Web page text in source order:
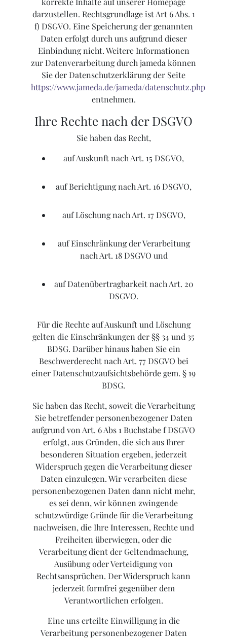
darzustellen. Rechtsgrundlage ist Art 6 Abs. 1
f) DSGVO. Eine Speicherung der genannten
Daten erfolgt durch uns aufgrund dieser
Einbindung nicht. Weitere Informationen
zur Datenverarbeitung durch jameda können
Sie der Datenschutzerklärung der Seite
https://www.jameda.de/jameda/datenschutz.php
entnehmen.
Ihre Rechte nach der DSGVO
Sie haben das Recht,
auf Auskunft nach Art. 15 DSGVO,
auf Berichtigung nach Art. 16 DSGVO,
auf Löschung nach Art. 17 DSGVO,
auf Einschränkung der Verarbeitung
nach Art. 18 DSGVO und
auf Datenübertragbarkeit nach Art. 20
DSGVO.
Für die Rechte auf Auskunft und Löschung
gelten die Einschränkungen der §§ 34 und 35
BDSG. Darüber hinaus haben Sie ein
Beschwerderecht nach Art. 77 DSGVO bei
einer Datenschutzaufsichtsbehörde gem. § 19
BDSG.
Sie haben das Recht, soweit die Verarbeitung
Sie betreffender personenbezogener Daten
aufgrund von Art. 6 Abs 1 Buchstabe f DSGVO
erfolgt, aus Gründen, die sich aus Ihrer
besonderen Situation ergeben, jederzeit
Widerspruch gegen die Verarbeitung dieser
Daten einzulegen. Wir verarbeiten diese
personenbezogenen Daten dann nicht mehr,
es sei denn, wir können zwingende
schutzwürdige Gründe für die Verarbeitung
nachweisen, die Ihre Interessen, Rechte und
Freiheiten überwiegen, oder die
Verarbeitung dient der Geltendmachung,
Ausübung oder Verteidigung von
Rechtsansprüchen. Der Widerspruch kann
jederzeit formfrei gegenüber dem
Verantwortlichen erfolgen.
Eine uns erteilte Einwilligung in die
Verarbeitung personenbezogener Daten